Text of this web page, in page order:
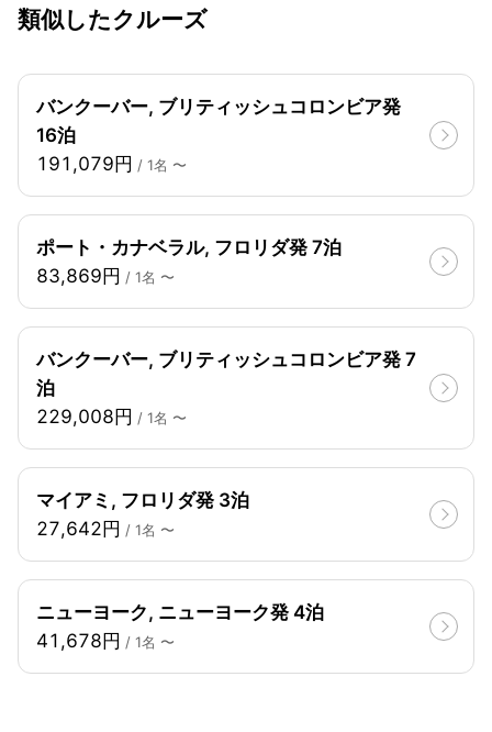
類似したクルーズ
バンクーバー, ブリティッシュコロンビア発
16泊
191,079円 / 1名 〜
ポート・カナベラル, フロリダ発 7泊
83,869円 / 1名 〜
バンクーバー, ブリティッシュコロンビア発 7
泊
229,008円 / 1名 〜
マイアミ, フロリダ発 3泊
27,642円 / 1名 〜
ニューヨーク, ニューヨーク発 4泊
41,678円 / 1名 〜